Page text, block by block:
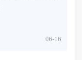
06-16